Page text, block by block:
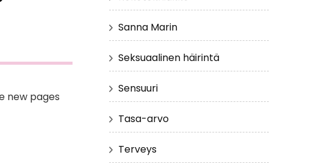
new pages
Sanna Marin
Seksuaalinen häirintä
Sensuuri
Tasa-arvo
Terveys